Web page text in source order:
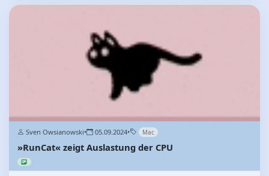
Sven Owsianowski• 05.09.2024• Mac
»RunCat« zeigt Auslastung der CPU